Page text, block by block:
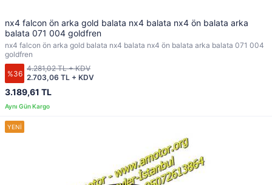
nx4 falcon ön arka gold balata nx4 balata nx4 ön balata arka
balata 071 004 goldfren
nx4 falcon ön arka gold balata nx4 balata nx4 ön balata arka balata 071 004
goldfren
%36
3.189,61 TL
2.703,06 TL + KDV
4.281,02 TL + KDV